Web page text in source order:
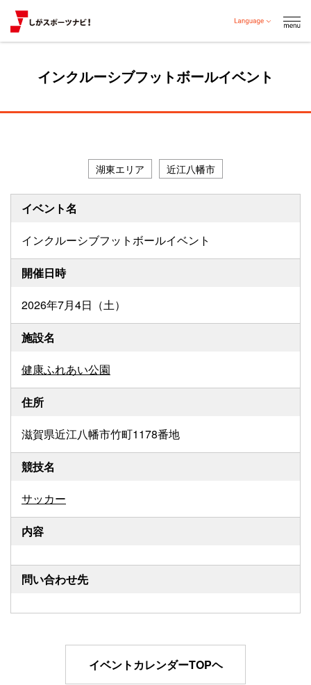
インクルーシブフットボールイベント
湖東エリア 近江八幡市
イベント名
インクルーシブフットボールイベント
開催日時
2026年7月4日（土）
施設名
健康ふれあい公園
住所
滋賀県近江八幡市竹町1178番地
競技名
サッカー
内容
問い合わせ先
イベントカレンダーTOPヘ